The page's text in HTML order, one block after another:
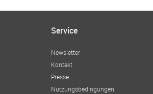
Service
Newsletter
Kontakt
Presse
Nutzungsbedingungen